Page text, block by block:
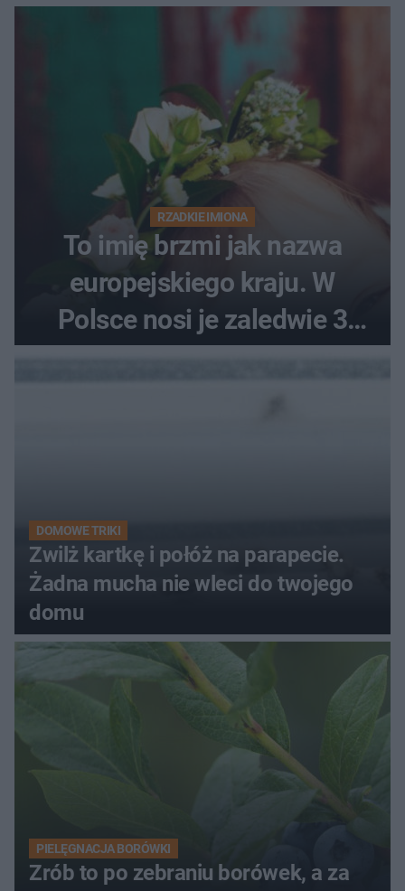
RZADKIE IMIONA
To imię brzmi jak nazwa
europejskiego kraju. W
Polsce nosi je zaledwie 3
kobiety
DOMOWE TRIKI
Zwilż kartkę i połóż na parapecie.
Żadna mucha nie wleci do twojego
domu
PIELĘGNACJA BORÓWKI
Zrób to po zebraniu borówek, a za